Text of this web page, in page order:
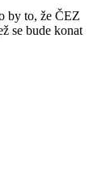
by to, že ČEZ
se bude konat